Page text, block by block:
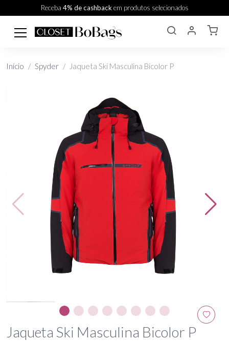
Receba 4% de cashbackem produtos selecionados
Início Spyder Jaqueta Ski Masculina Bicolor P
Jaqueta Ski Masculina Bicolor P